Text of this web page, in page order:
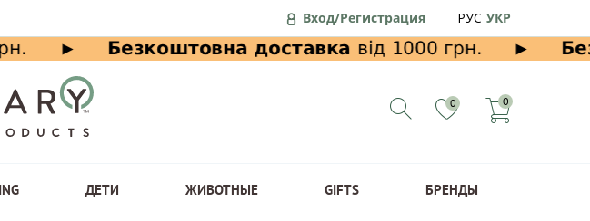
Вход/Регистрация РУС УКР
0 0
ДЕТИ ЖИВОТНЫЕ GIFTS БРЕНДЫ